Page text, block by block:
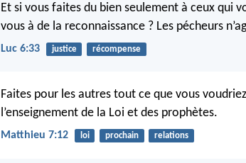
Et si vous faites du bien seulement à ceux qui
vous à de la reconnaissance ? Les pécheurs
Luc 6:33 justice récompense
Faites pour les autres tout ce que vous
l’enseignement de la Loi et des prophètes.
Matthieu 7:12 loi prochain relations